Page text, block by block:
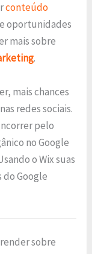
conteúdo
oportunidades
mais sobre
.
mais chances
redes sociais.
pelo
no Google
o Wix suas
do Google
sobre